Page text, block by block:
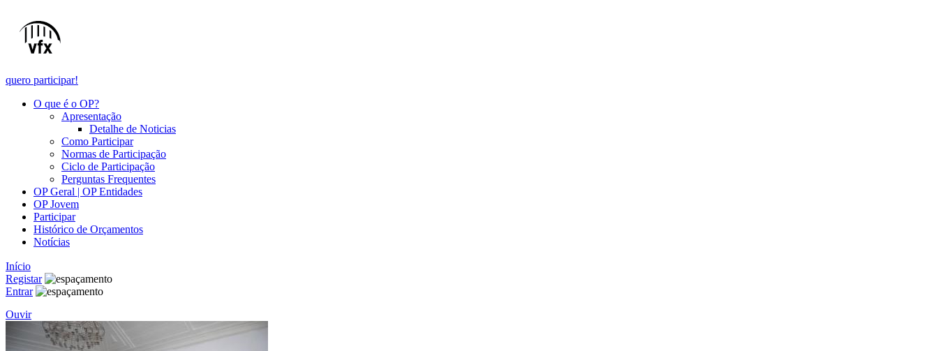
quero participar!
O que é o OP?
Apresentação
Detalhe de Noticias
Como Participar
Normas de Participação
Ciclo de Participação
Perguntas Frequentes
OP Geral | OP Entidades
OP Jovem
Participar
Histórico de Orçamentos
Notícias
Início
Registar
Entrar
Ouvir